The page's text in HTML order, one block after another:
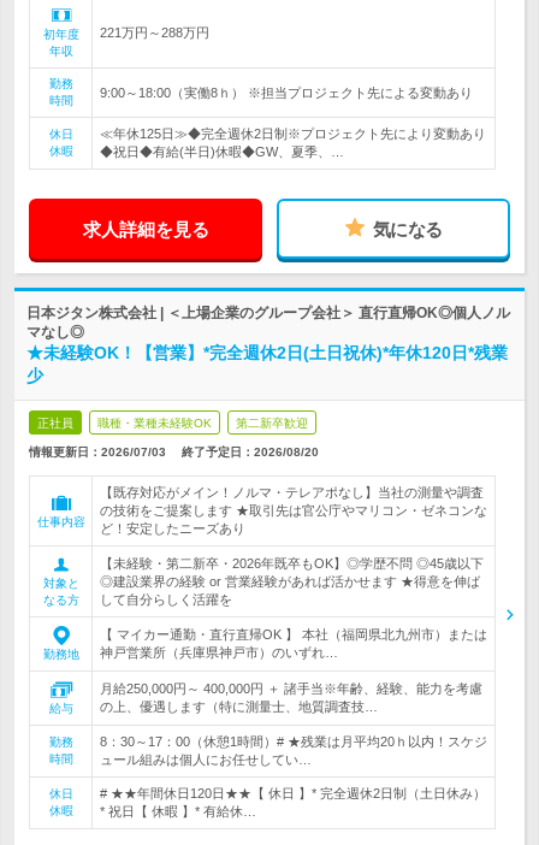
初年度
年収
221万円～288万円
勤務
時間
9:00～18:00（実働8ｈ） ※担当プロジェクト先による変動あり
休日
休暇
≪年休125日≫◆完全週休2日制※プロジェクト先により変動あり
◆祝日◆有給(半日)休暇◆GW、夏季、…
求人詳細を見る 気になる
日本ジタン株式会社 | ＜上場企業のグループ会社＞ 直行直帰OK◎個人ノル
マなし◎
★未経験OK！【営業】*完全週休2日(土日祝休)*年休120日*残業
少
正社員 職種・業種未経験OK 第二新卒歓迎
情報更新日：2026/07/03 終了予定日： 2026/08/20
仕事内容
【既存対応がメイン！ノルマ・テレアポなし】当社の測量や調査
の技術をご提案します ★取引先は官公庁やマリコン・ゼネコンな
ど！安定したニーズあり
対象と
なる方
【未経験・第二新卒・2026年既卒もOK】◎学歴不問 ◎45歳以下
◎建設業界の経験 or 営業経験があれば活かせます ★得意を伸ば
して自分らしく活躍を
勤務地
【 マイカー通勤・直行直帰OK 】 本社（福岡県北九州市）または
神戸営業所（兵庫県神戸市）のいずれ…
給与
月給250,000円～ 400,000円 ＋ 諸手当※年齢、経験、能力を考慮
の上、優遇します（特に測量士、地質調査技…
勤務
時間
8：30～17：00（休憩1時間）# ★残業は月平均20ｈ以内！スケジ
ュール組みは個人にお任せしてい…
休日
休暇
# ★★年間休日120日★★【 休日 】* 完全週休2日制（土日休み）
* 祝日【 休暇 】* 有給休…